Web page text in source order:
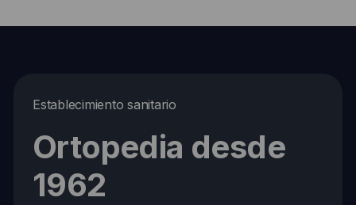
Establecimiento sanitario
Ortopedia desde
1962